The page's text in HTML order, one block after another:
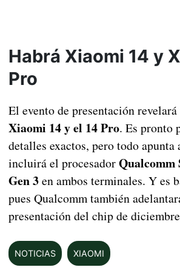
Habrá Xiaomi 14 y
Pro
El evento de presentación
Xiaomi 14 y el 14 Pro. Es pronto
detalles exactos, pero todo apunta
incluirá el procesadorQualcomm
Gen 3en ambos terminales. Y es
pues Qualcomm también
presentación del chip de
NOTICIAS XIAOMI